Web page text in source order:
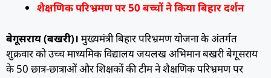
शैक्षणिक परिभ्रमण पर 50 बच्चों ने किया बिहार दर्शन
बेगूसराय (बखरी)। मुख्यमंत्री बिहार परिभ्रमण योजना के अंतर्गत
शुक्रवार को उच्च माध्यमिक विद्यालय जयलख अभिमान बखरी बेगूसराय
के 50 छात्र-छात्राओं और शिक्षकों की टीम ने शैक्षणिक परिभ्रमण पर